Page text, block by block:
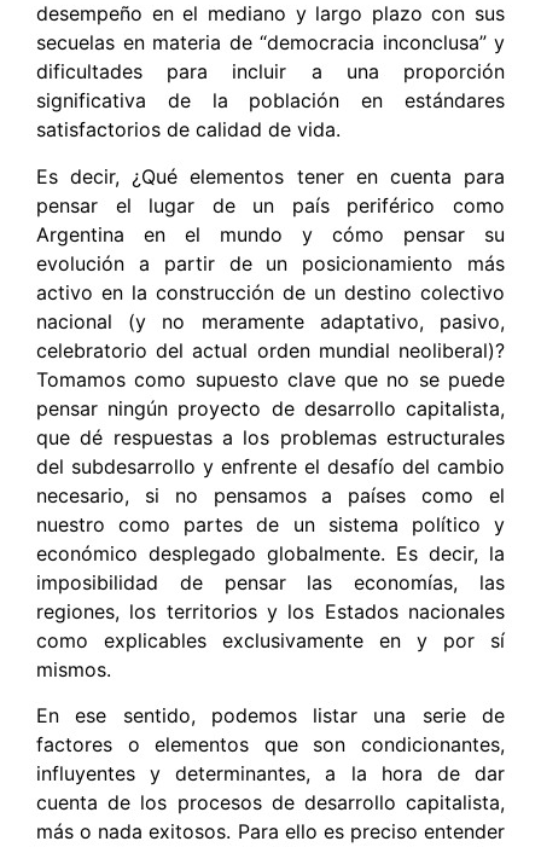
desempeño en el mediano y largo plazo con sus
secuelas en materia de “democracia inconclusa” y
dificultades para incluir a una proporción
significativa de la población en estándares
satisfactorios de calidad de vida.
Es decir, ¿Qué elementos tener en cuenta para
pensar el lugar de un país periférico como
Argentina en el mundo y cómo pensar su
evolución a partir de un posicionamiento más
activo en la construcción de un destino colectivo
nacional (y no meramente adaptativo, pasivo,
celebratorio del actual orden mundial neoliberal)?
Tomamos como supuesto clave que no se puede
pensar ningún proyecto de desarrollo capitalista,
que dé respuestas a los problemas estructurales
del subdesarrollo y enfrente el desafío del cambio
necesario, si no pensamos a países como el
nuestro como partes de un sistema político y
económico desplegado globalmente. Es decir, la
imposibilidad de pensar las economías, las
regiones, los territorios y los Estados nacionales
como explicables exclusivamente en y por sí
mismos.
En ese sentido, podemos listar una serie de
factores o elementos que son condicionantes,
influyentes y determinantes, a la hora de dar
cuenta de los procesos de desarrollo capitalista,
más o nada exitosos. Para ello es preciso entender